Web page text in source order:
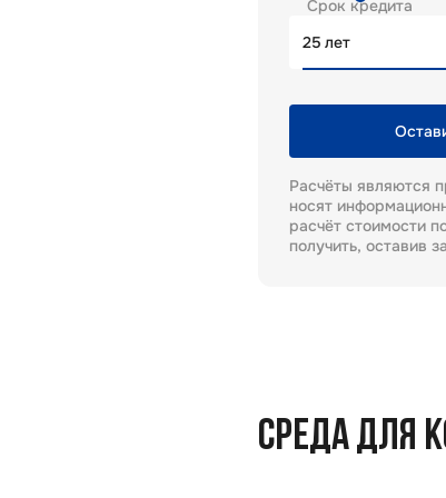
Срок кредита
лет
Расчёты являются
носят
расчёт стоимости
получить, оставив
СРЕДА ДЛЯ